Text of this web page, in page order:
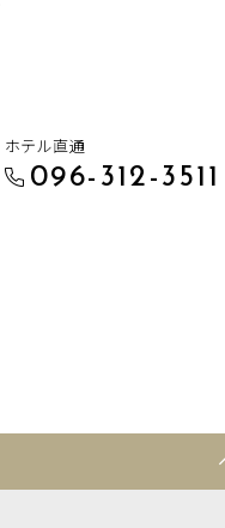
ホテル直通
096-312-3511